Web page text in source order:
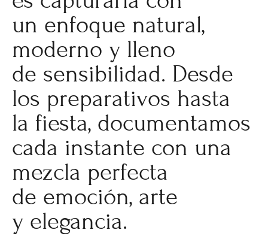
un enfoque natural,
moderno y lleno
de sensibilidad. Desde
los preparativos hasta
la fiesta, documentamos
cada instante con una
mezcla perfecta
de emoción, arte
y elegancia.